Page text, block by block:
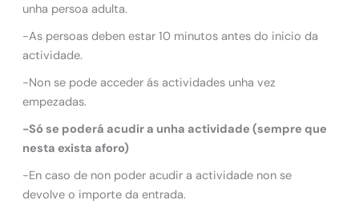
unha persoa adulta.
-As persoas deben estar 10 minutos antes do inicio da
actividade.
-Non se pode acceder ás actividades unha vez
empezadas.
-Só se poderá acudir a unha actividade (sempre que
nesta exista aforo)
-En caso de non poder acudir a actividade non se
devolve o importe da entrada.